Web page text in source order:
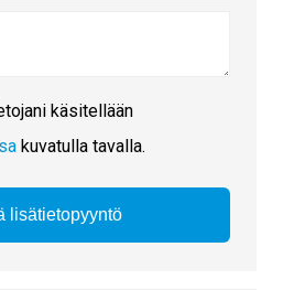
käsitellään
kuvatulla tavalla.